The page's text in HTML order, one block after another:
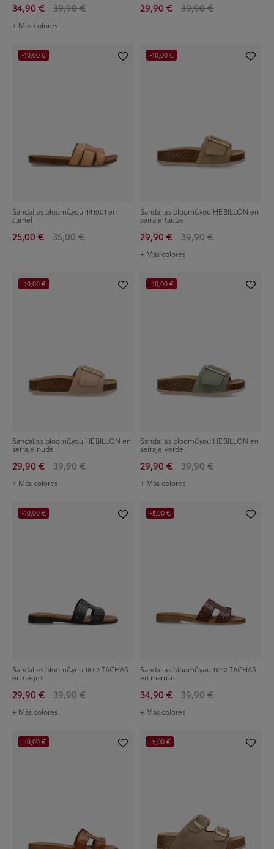
34,90 € 39,90 €
+ Más colores
29,90 € 39,90 €
Sandalias bloom&you 441001 en
camel
25,00 € 35,00 €
-10,00 €
Sandalias bloom&you HEBILLON en
serraje taupe
29,90 € 39,90 €
+ Más colores
-10,00 €
Sandalias bloom&you HEBILLON en
serraje nude
29,90 € 39,90 €
+ Más colores
-10,00 €
Sandalias bloom&you HEBILLON en
serraje verde
29,90 € 39,90 €
+ Más colores
-10,00 €
Sandalias bloom&you 1842 TACHAS
en negro
29,90 € 39,90 €
+ Más colores
-10,00 €
Sandalias bloom&you 1842 TACHAS
en marrón
34,90 € 39,90 €
+ Más colores
-5,00 €
-10,00 € -5,00 €